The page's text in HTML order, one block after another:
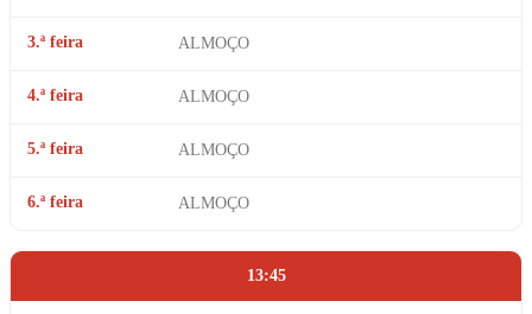
3.ª feira ALMOÇO
4.ª feira ALMOÇO
5.ª feira ALMOÇO
6.ª feira ALMOÇO
13:45